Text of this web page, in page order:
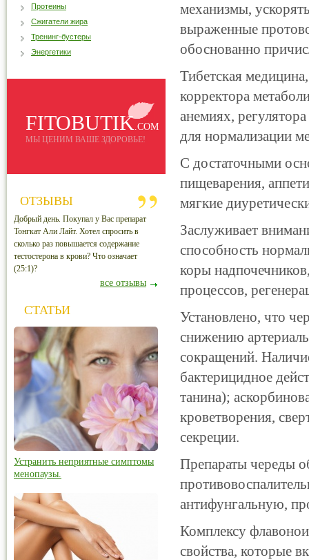
механизмы,
выраженные
обоснованно
Тибетская
корректора
анемиях,
для нормализации
С достаточными
пищеварения,
мягкие
Заслуживает
способность
коры
процессов,
Установлено, что
снижению
сокращений.
бактерицидное
танина);
кроветворения,
секреции.
Препараты череды
антифунгальную,
Комплексу
свойства, которые
Протеины
Сжигатели жира
Тренинг-бустеры
Энергетики
FITOBUTIK.COM
МЫ ЦЕНИМ ВАШЕ ЗДОРОВЬЕ!
ОТЗЫВЫ
Добрый день. Покупал у Вас препарат
Тонгкат Али Лайт. Хотел спросить в
сколько раз повышается содержание
тестостерона в крови? Что означает
(25:1)?
все отзывы
СТАТЬИ
Устранить неприятные симптомы
менопаузы.